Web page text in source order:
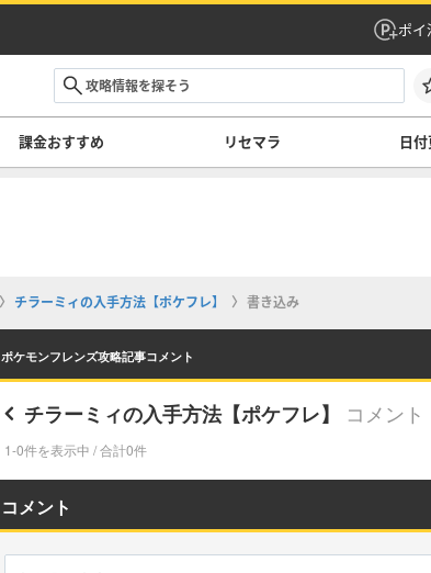
ポイ
課金おすすめ リセマラ 日
チラーミィの入手方法【ポケフレ】 書き込み
ポケモンフレンズ攻略記事コメント
チラーミィの入手方法【ポケフレ】 コメント
1-0件を表示中 / 合計0件
コメント